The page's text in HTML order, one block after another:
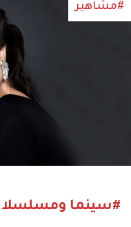
#مشاهير
#سينما